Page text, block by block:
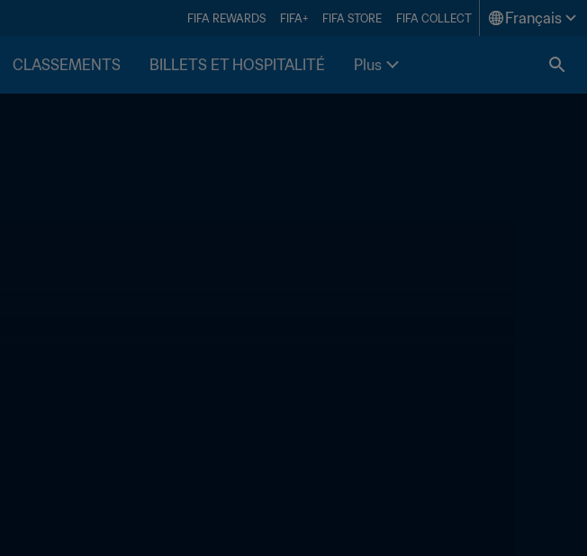
FIFA REWARDS FIFA+ FIFA STORE FIFA COLLECT Français
CLASSEMENTS BILLETS ET HOSPITALITÉ Plus